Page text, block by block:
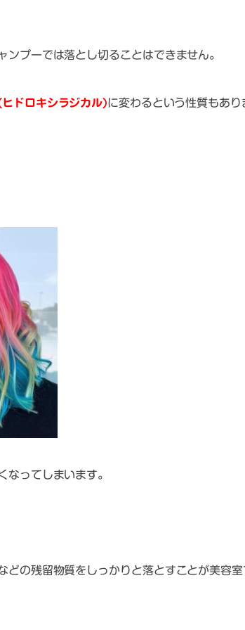
プーでは落とし切ることはできません。
ドロキシラジカル)に変わるという性質もあり
なってしまいます。
どの残留物質をしっかりと落とすことが美容室